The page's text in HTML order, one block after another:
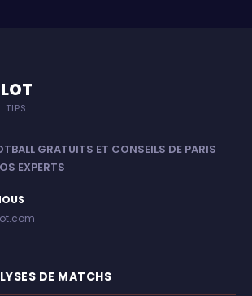
TIPS
GRATUITS ET CONSEILS DE PARIS
EXPERTS
DE MATCHS